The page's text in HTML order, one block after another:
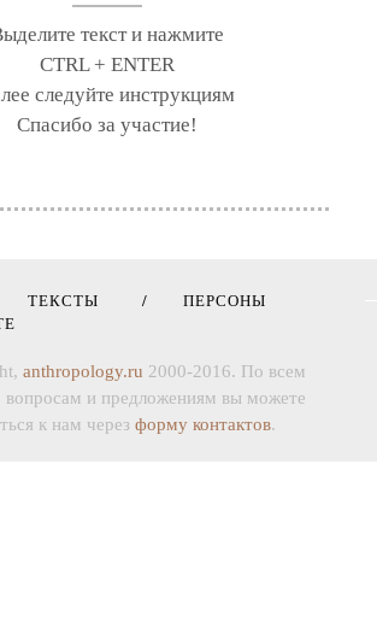
текст и нажмите
CTRL + ENTER
следуйте инструкциям
Спасибо за участие!
ТЕКСТЫ
ПЕРСОНЫ
anthropology.ru 2000-2016. По всем
вопросам и предложениям вы можете
к нам через форму контактов.